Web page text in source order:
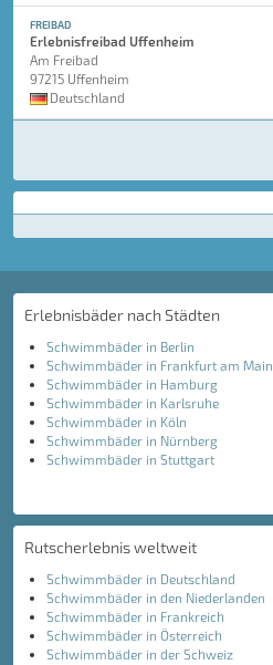
FREIBAD
Erlebnisfreibad Uffenheim
Am Freibad
97215 Uffenheim
Deutschland
Erlebnisbäder nach Städten
Schwimmbäder in Berlin
Schwimmbäder in Frankfurt am Main
Schwimmbäder in Hamburg
Schwimmbäder in Karlsruhe
Schwimmbäder in Köln
Schwimmbäder in Nürnberg
Schwimmbäder in Stuttgart
Rutscherlebnis weltweit
Schwimmbäder in Deutschland
Schwimmbäder in den Niederlanden
Schwimmbäder in Frankreich
Schwimmbäder in Österreich
Schwimmbäder in der Schweiz